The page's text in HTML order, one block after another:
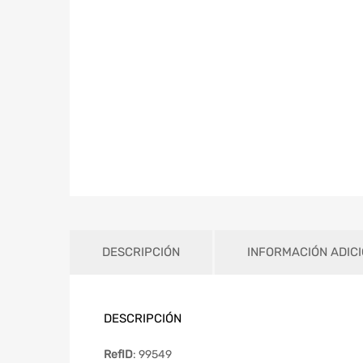
DESCRIPCIÓN INFORMACIÓN
DESCRIPCIÓN
RefID: 99549